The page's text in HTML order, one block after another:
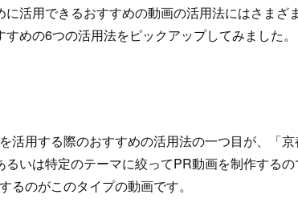
活用できるおすすめの動画の活用法にはさまざ
めの6つの活用法をピックアップしてみました。
活用する際のおすすめの活用法の一つ目が、「京
いは特定のテーマに絞ってPR動画を制作する
るのがこのタイプの動画です。